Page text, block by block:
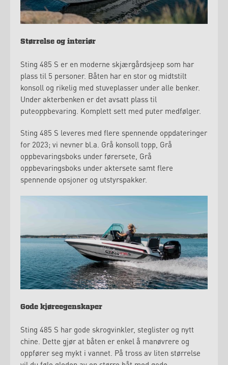
Størrelse og interiør
Sting 485 S er en moderne skjærgårdsjeep som har
plass til 5 personer. Båten har en stor og midtstilt
konsoll og rikelig med stuveplasser under alle benker.
Under akterbenken er det avsatt plass til
puteoppbevaring. Komplett sett med puter medfølger.
Sting 485 S leveres med flere spennende oppdateringer
for 2023; vi nevner bl.a. Grå konsoll topp, Grå
oppbevaringsboks under førersete, Grå
oppbevaringsboks under aktersete samt flere
spennende opsjoner og utstyrspakker.
Gode kjøreegenskaper
Sting 485 S har gode skrogvinkler, steglister og nytt
chine. Dette gjør at båten er enkel å manøvrere og
oppfører seg mykt i vannet. På tross av liten størrelse